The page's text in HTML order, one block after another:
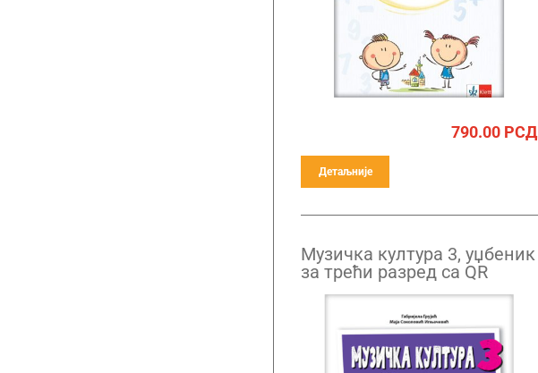
790.00РСД
Детаљније
Музичка култура 3, уџбеник
за трећи разред са QR
кодом